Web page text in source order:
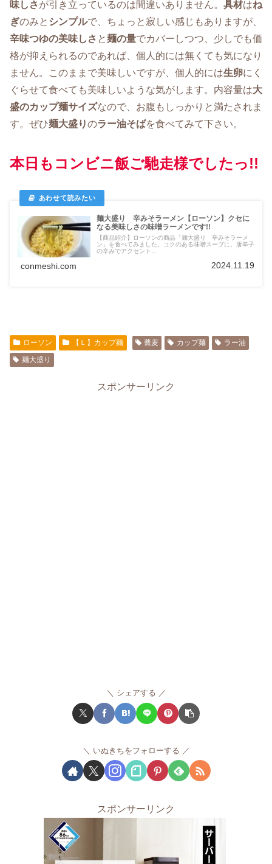
味しさが引き立っているのは間違いありません。 具材はね
ぎのみと シンプルで、ちょっと寂しい感じもありますが、
辛味つゆの美味しさ と麺の量でカバーしつつ、少しでも価
格が抑えられるのであれば、個人的には無くても気になり
ません。このままで美味しいですが、個人的には生卵にく
ぐらせて食べても美味しいような気がします。内容量は大
盛のカップ麺サイズなので、お腹もしっかりと満たされま
す。ぜひ麺大盛りのラー油そばを食べてみて下さい。
本日もコンビニ飯ご馳走様でしたっ!!
麺大盛り 辛みそラーメン【ローソン】クセに
なる美味しさの味噌ラーメンです!!
【商品紹介】ローソンの商品「麺大盛り 辛みそラーメ
ン」を食べてみました。コクのある味噌スープに、唐辛子
の辛みでアクセント...
conmeshi.com 2024.11.19
ローソン 【Ｌ】カップ麺 蕎麦 カップ麺
ラー油
麺大盛り
スポンサーリンク
シェアする
いぬきちをフォローする
スポンサーリンク